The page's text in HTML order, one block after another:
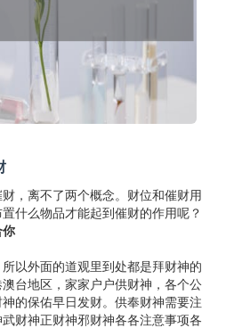
，离不了两个概念。财位和催财用
什么物品才能起到催财的作用呢？
以外面的道观里到处都是拜财神的
台地区，家家户户供财神，各个公
的保佑早日发财。供奉财神需要注
财神正财神邪财神各各注意事项各